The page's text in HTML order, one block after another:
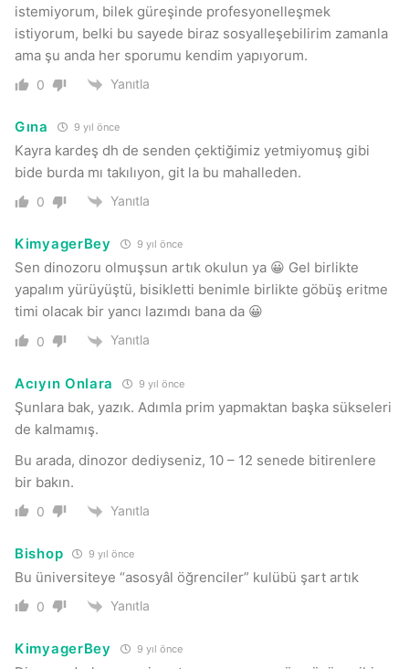
istemiyorum, bilek güreşinde profesyonelleşmek
istiyorum, belki bu sayede biraz sosyalleşebilirim zamanla
ama şu anda her sporumu kendim yapıyorum.
0 Yanıtla
Gına 9 yıl önce
Kayra kardeş dh de senden çektiğimiz yetmiyomuş gibi
bide burda mı takılıyon, git la bu mahalleden.
0 Yanıtla
KimyagerBey 9 yıl önce
Sen dinozoru olmuşsun artık okulun ya 😀 Gel birlikte
yapalım yürüyüştü, bisikletti benimle birlikte göbüş eritme
timi olacak bir yancı lazımdı bana da 😀
0 Yanıtla
Acıyın Onlara 9 yıl önce
Şunlara bak, yazık. Adımla prim yapmaktan başka sükseleri
de kalmamış.
Bu arada, dinozor dediyseniz, 10 – 12 senede bitirenlere
bir bakın.
0 Yanıtla
Bishop 9 yıl önce
Bu üniversiteye “asosyâl öğrenciler” kulübü şart artık
0 Yanıtla
KimyagerBey 9 yıl önce